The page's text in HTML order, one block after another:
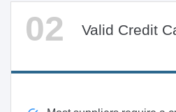
Valid Credit